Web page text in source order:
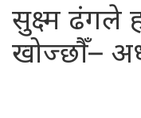
सुक्ष्म ढंगले
खोज्छौँ–